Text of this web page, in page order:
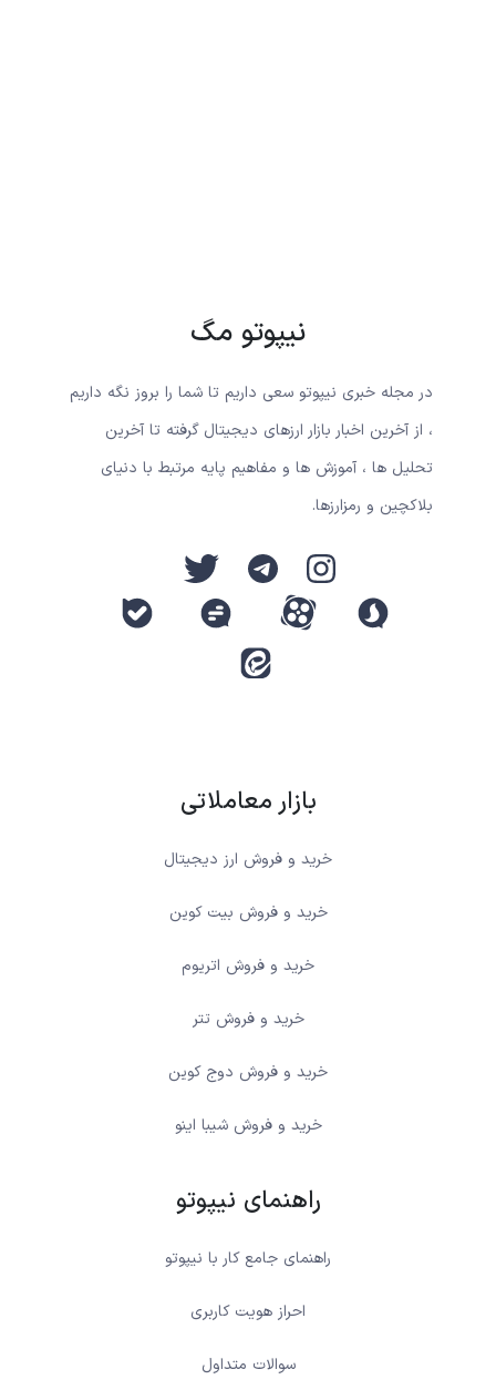
نیپوتو مگ
در مجله خبری نیپوتو سعی داریم تا شما را بروز نگه داریم
، از آخرین اخبار بازار ارزهای دیجیتال گرفته تا آخرین
تحلیل ها ، آموزش ها و مفاهیم پایه مرتبط با دنیای
بلاکچین و رمزارزها.
بازار معاملاتی
خرید و فروش ارز دیجیتال
خرید و فروش بیت کوین
خرید و فروش اتریوم
خرید و فروش تتر
خرید و فروش دوج کوین
خرید و فروش شیبا اینو
راهنمای نیپوتو
راهنمای جامع کار با نیپوتو
احراز هویت کاربری
سوالات متداول